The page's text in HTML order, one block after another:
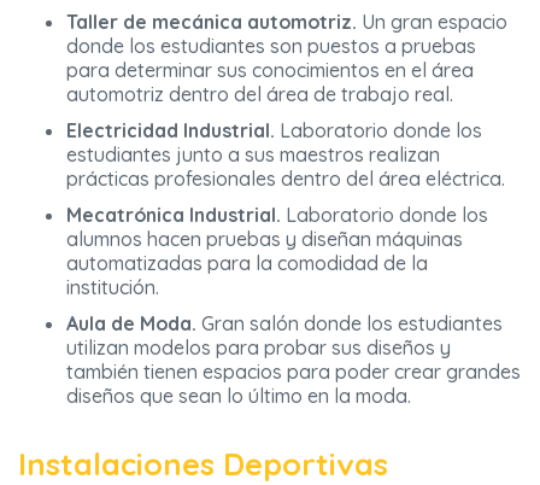
Taller de mecánica automotriz. Un gran espacio
donde los estudiantes son puestos a pruebas
para determinar sus conocimientos en el área
automotriz dentro del área de trabajo real.
Electricidad Industrial. Laboratorio donde los
estudiantes junto a sus maestros realizan
prácticas profesionales dentro del área eléctrica.
Mecatrónica Industrial. Laboratorio donde los
alumnos hacen pruebas y diseñan máquinas
automatizadas para la comodidad de la
institución.
Aula de Moda. Gran salón donde los estudiantes
utilizan modelos para probar sus diseños y
también tienen espacios para poder crear grandes
diseños que sean lo último en la moda.
Instalaciones Deportivas